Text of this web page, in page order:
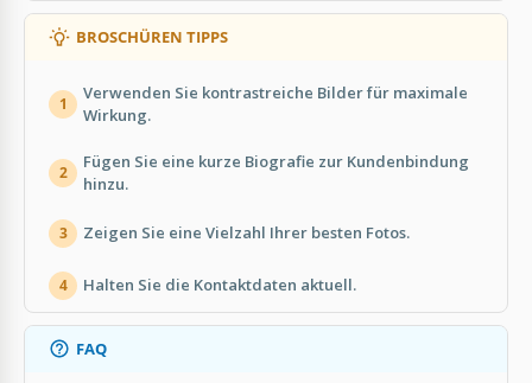
BROSCHÜREN TIPPS
1
Verwenden Sie kontrastreiche Bilder für maximale
Wirkung.
2
Fügen Sie eine kurze Biografie zur Kundenbindung
hinzu.
3 Zeigen Sie eine Vielzahl Ihrer besten Fotos.
4 Halten Sie die Kontaktdaten aktuell.
FAQ